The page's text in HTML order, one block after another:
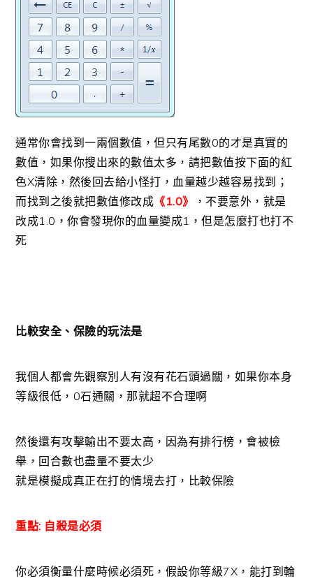
通常你會找到一兩個數值，但只有尾數0的才是真實的
數值，如果你搜出來的數值太多，請把數值按下面的紅
色X清除，然後回去給小怪打，血量越少越容易找到；
而找到之後就把數值修改成 《1.0》
，不要意外，就是
改成1.0，你會發現你的血量變成1，但是怎麼打也打不
死
比較安全、保險的玩法是
我個人都會先觀察別人有沒有花石頭過關，如果你本身
等級很低，0石通關，那就超不合理啊
然後還有攻擊輸出不要太高，因為有排行榜，會被檢
舉，回合數也盡量不要太少
就是模擬成真正在打的情境去打，比較保險
重點: 自殺是必須
你必須衡量什麼時候必須死，假設你等級7X，能打到輪